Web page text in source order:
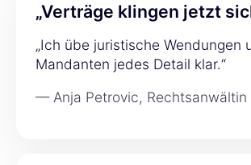
„Verträge klingen jetzt
„Ich übe juristische Wendungen
Mandanten jedes Detail klar.“
— Anja Petrovic, Rechtsanwältin